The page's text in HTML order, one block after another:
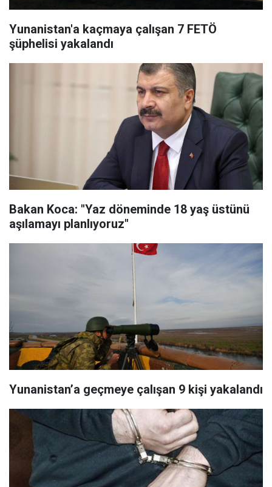
Yunanistan'a kaçmaya çalışan 7 FETÖ
şüphelisi yakalandı
Bakan Koca: "Yaz döneminde 18 yaş üstünü
aşılamayı planlıyoruz"
Yunanistan’a geçmeye çalışan 9 kişi yakalandı